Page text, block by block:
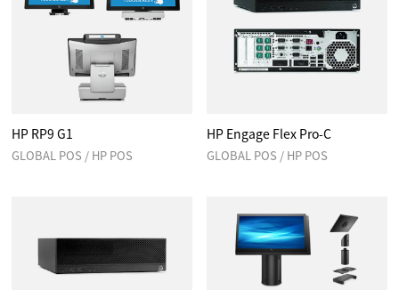
HP RP9 G1
GLOBAL POS / HP POS
HP Engage Flex Pro-C
GLOBAL POS / HP POS